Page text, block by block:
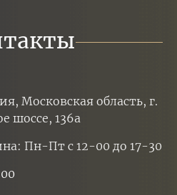
Московская область, г.
шоссе, 136а
Пн-Пт с 12-00 до 17-30